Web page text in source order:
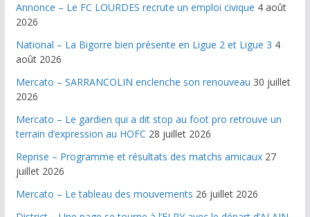
Annonce – Le FC LOURDES recrute un emploi civique 4 août
2026
National – La Bigorre bien présente en Ligue 2 et Ligue 3 4
août 2026
Mercato – SARRANCOLIN enclenche son renouveau 30 juillet
2026
Mercato – Le gardien qui a dit stop au foot pro retrouve un
terrain d’expression au HOFC 28 juillet 2026
Reprise – Programme et résultats des matchs amicaux 27
juillet 2026
Mercato – Le tableau des mouvements 26 juillet 2026